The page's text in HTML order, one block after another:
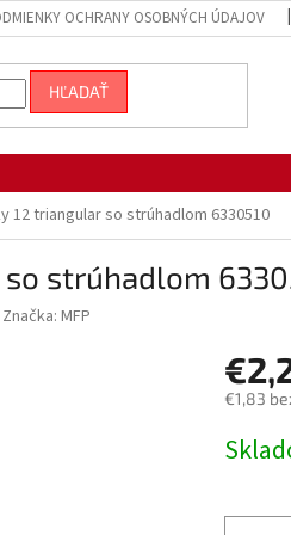
OCHRANY OSOBNÝCH ÚDAJOV
HĽADAŤ
12 triangular so strúhadlom 6330510
strúhadlom
Značka: MFP
€1,83
cena: